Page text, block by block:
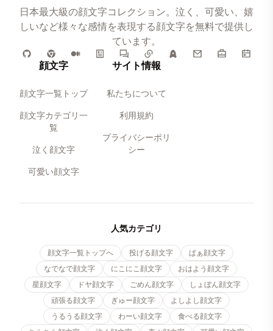
日本最大級の顔文字コレクション。泣く、可愛い、嬉
しいなど様々な感情を表現する顔文字を無料で提供し
ています。
顔文字
顔文字一覧トップ
顔文字カテゴリ一
覧
泣く顔文字
可愛い顔文字
サイト情報
私たちについて
利用規約
プライバシーポリ
シー
人気カテゴリ
顔文字一覧トップへ 投げる顔文字
ぱぁ顔文字
なでなで顔文字
にこにこ顔文字
おはよう顔文字
星顔文字
ドヤ顔文字 ごめん顔文字
しょぼん顔文字
頑張る顔文字
ぎゅー顔文字
よしよし顔文字
うるうる顔文字
わーい顔文字
食べる顔文字